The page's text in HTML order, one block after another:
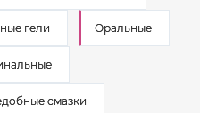
гели Оральные
смазки